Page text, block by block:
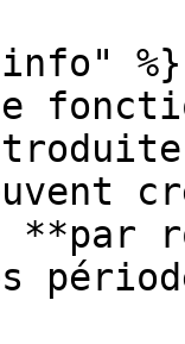
%}
**par